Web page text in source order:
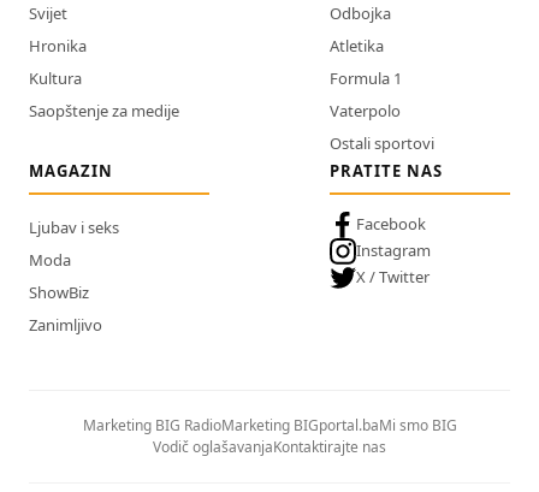
Svijet
Hronika
Kultura
Saopštenje za medije
Odbojka
Atletika
Formula 1
Vaterpolo
Ostali sportovi
MAGAZIN
Ljubav i seks
Moda
ShowBiz
Zanimljivo
PRATITE NAS
Facebook
Instagram
X / Twitter
Marketing BIG RadioMarketing BIGportal.baMi smo BIG
Vodič oglašavanjaKontaktirajte nas